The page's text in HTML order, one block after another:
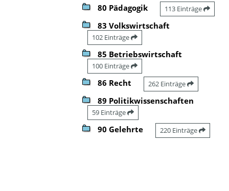
80 Pädagogik 113 Einträge
83 Volkswirtschaft
102 Einträge
85 Betriebswirtschaft
100 Einträge
86 Recht 262 Einträge
89 Politikwissenschaften
59 Einträge
90 Gelehrte 220 Einträge